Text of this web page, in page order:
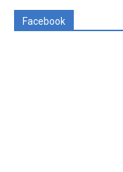
Facebook